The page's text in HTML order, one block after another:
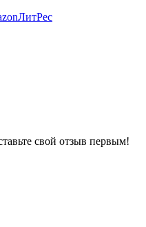
ЛитРес
свой отзыв первым!